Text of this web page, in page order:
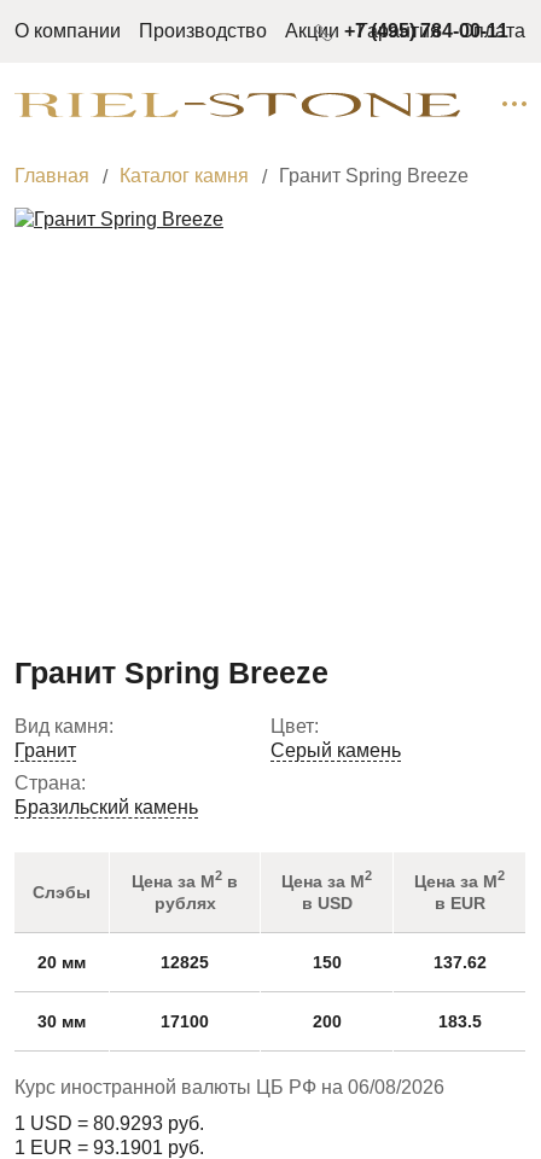
О компании Производство Акции Гарантия Оплата
+7 (495) 784-00-11
Главная Каталог камня Гранит Spring Breeze
Гранит Spring Breeze
Вид камня:
Гранит
Цвет:
Серый камень
Страна:
Бразильский камень
Слэбы
Цена за М2 в
рублях
Цена за М2
в USD
Цена за М2
в EUR
20 мм 12825 150 137.62
30 мм 17100 200 183.5
Курс иностранной валюты ЦБ РФ на 06/08/2026
1 USD = 80.9293 руб.
1 EUR = 93.1901 руб.